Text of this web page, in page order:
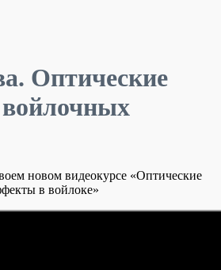
Оптические
новом видеокурсе «Оптические
в войлоке»